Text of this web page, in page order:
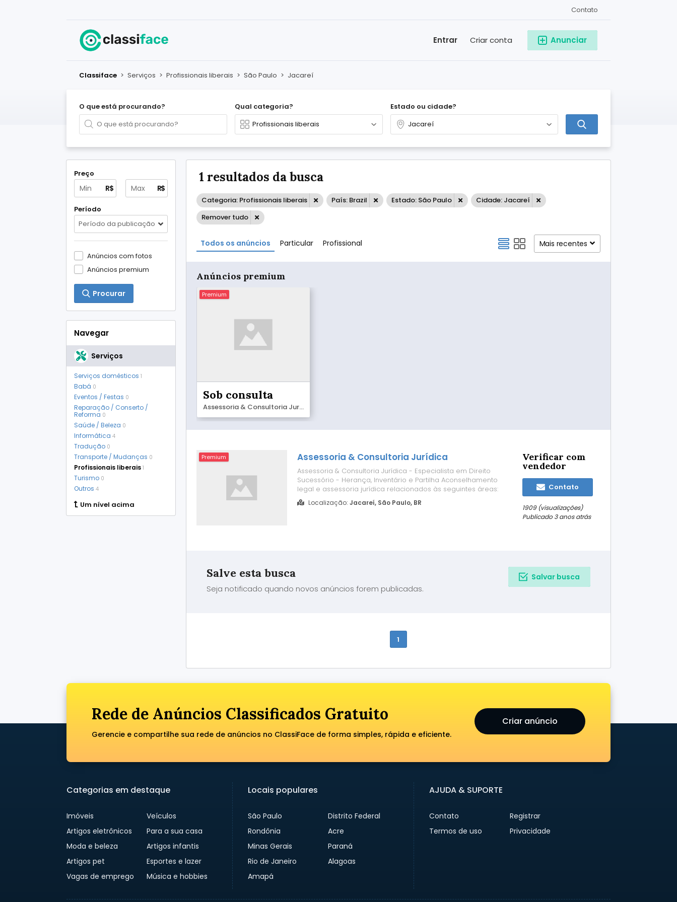
Contato
Anunciar
Criar conta
Entrar
Classiface > Serviços > Profissionais liberais > São Paulo > Jacareí
O que está procurando? Qual categoria? Estado ou cidade?
Preço
R$ R$
Período
Período da publicação
Anúncios com fotos
Anúncios premium
Procurar
Navegar
Serviços
Serviços domésticos 1
Babá 0
Eventos / Festas 0
Reparação / Conserto /
Reforma 0
Saúde / Beleza 0
Informática 4
Tradução 0
Transporte / Mudanças 0
Profissionais liberais 1
Turismo 0
Outros 4
Um nível acima
1 resultados da busca
Categoria: Profissionais liberais País: Brazil Estado: São Paulo
Cidade: Jacareí
Remover tudo
Todos os anúncios Particular Profissional Mais recentes
Anúncios premium
Premium
Sob consulta
Assessoria & Consultoria Jurídica
Premium Assessoria & Consultoria Jurídica
Assessoria & Consultoria Jurídica - Especialista em Direito
Sucessório - Herança, Inventário e Partilha Aconselhamento
legal e assessoria jurídica relacionados às seguintes áreas:
Cível Direito de Família Sucessões Direito Imobiliário
Cobranças Direito do Consumidor Indenizações Contratos
Localização: Jacareí, São Paulo, BR
Verificar com
vendedor
Contato
1909 (visualizações)
Publicado 3 anos atrás
Salve esta busca
Seja notificado quando novos anúncios forem publicadas.
Salvar busca
1
Rede de Anúncios Classificados Gratuito
Gerencie e compartilhe sua rede de anúncios no ClassiFace de forma simples, rápida e eficiente.
Criar anúncio
Categorias em destaque
Imóveis
Veículos
Artigos eletrônicos
Para a sua casa
Moda e beleza
Artigos infantis
Artigos pet
Esportes e lazer
Vagas de emprego
Música e hobbies
Locais populares
São Paulo
Distrito Federal
Rondônia
Acre
Minas Gerais
Paraná
Rio de Janeiro
Alagoas
Amapá
AJUDA & SUPORTE
Contato
Registrar
Termos de uso
Privacidade